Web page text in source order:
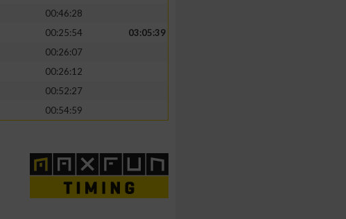
00:46:28
00:25:54
03:05:39
00:26:07
00:26:12
00:52:27
00:54:59